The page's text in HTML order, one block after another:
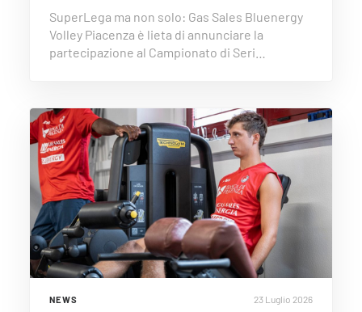
SuperLega ma non solo: Gas Sales Bluenergy
Volley Piacenza è lieta di annunciare la
partecipazione al Campionato di Seri…
NEWS 23 Luglio 2026